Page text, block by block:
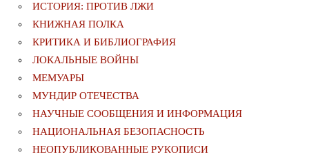
ИСТОРИЯ: ПРОТИВ ЛЖИ
КНИЖНАЯ ПОЛКА
КРИТИКА И БИБЛИОГРАФИЯ
ЛОКАЛЬНЫЕ ВОЙНЫ
МЕМУАРЫ
МУНДИР ОТЕЧЕСТВА
НАУЧНЫЕ СООБЩЕНИЯ И ИНФОРМАЦИЯ
НАЦИОНАЛЬНАЯ БЕЗОПАСНОСТЬ
НЕОПУБЛИКОВАННЫЕ РУКОПИСИ